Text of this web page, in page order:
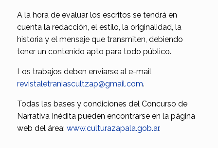
A la hora de evaluar los escritos se tendrá en
cuenta la redacción, el estilo, la originalidad, la
historia y el mensaje que transmiten, debiendo
tener un contenido apto para todo público.
Los trabajos deben enviarse al e-mail
revistaletraniascultzap@gmail.com.
Todas las bases y condiciones del Concurso de
Narrativa Inédita pueden encontrarse en la página
web del área: www.culturazapala.gob.ar.